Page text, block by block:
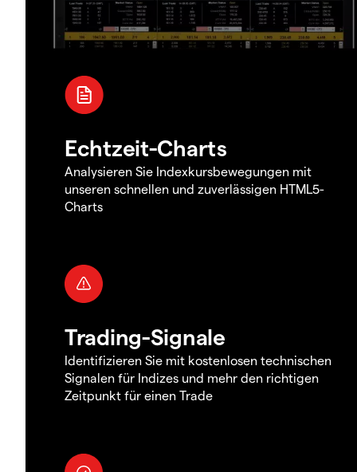
Echtzeit-Charts
Analysieren Sie Indexkursbewegungen mit
unseren schnellen und zuverlässigen HTML5-
Charts
Trading-Signale
Identifizieren Sie mit kostenlosen technischen
Signalen für Indizes und mehr den richtigen
Zeitpunkt für einen Trade